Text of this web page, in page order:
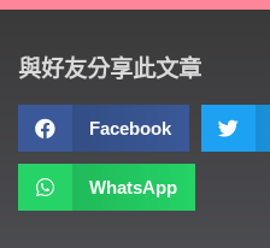
與好友分享此文章
Facebook
WhatsApp